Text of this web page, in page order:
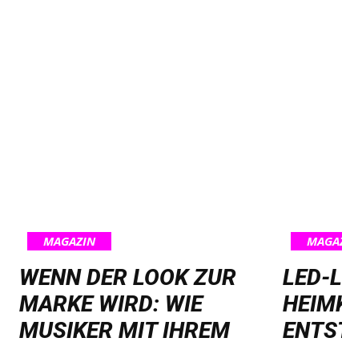
MAGAZIN
WENN DER LOOK ZUR
MARKE WIRD: WIE
MUSIKER MIT IHREM
LED-